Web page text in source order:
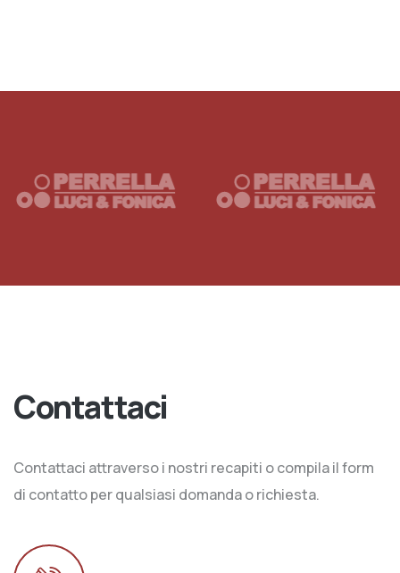
Contattaci
Contattaci attraverso i nostri recapiti o compila il form
di contatto per qualsiasi domanda o richiesta.